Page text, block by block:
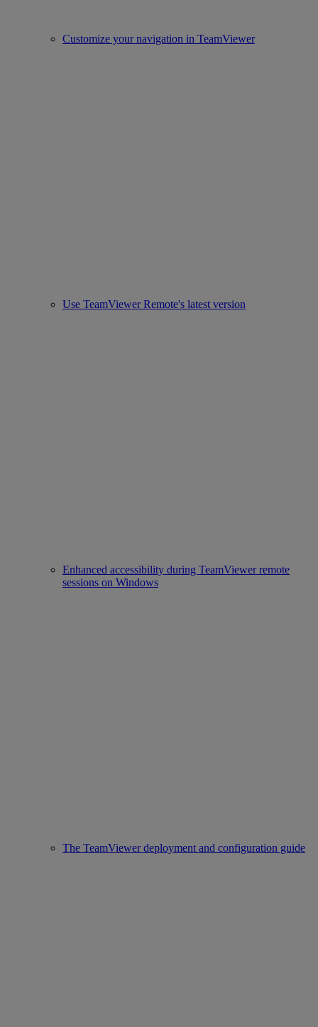
Customize your navigation in TeamViewer
Use TeamViewer Remote's latest version
Enhanced accessibility during TeamViewer remote
sessions on Windows
The TeamViewer deployment and configuration guide